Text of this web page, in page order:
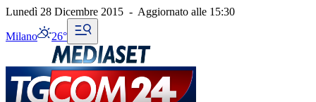
Lunedì 28 Dicembre 2015 - Aggiornato alle 15:30
Milano 26°